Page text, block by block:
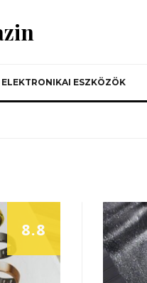
ELEKTRONIKAI ESZKÖZÖK
8.8